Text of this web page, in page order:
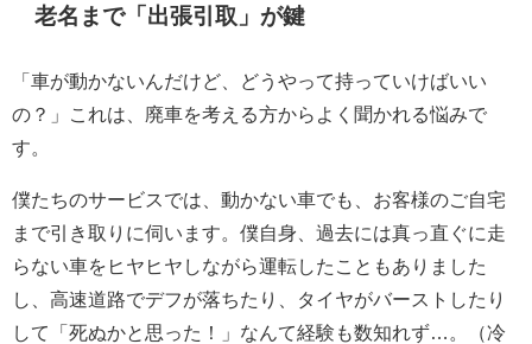
老名まで「出張引取」が鍵
「車が動かないんだけど、どうやって持っていけばいい
の？」これは、廃車を考える方からよく聞かれる悩みで
す。
僕たちのサービスでは、動かない車でも、お客様のご自宅
まで引き取りに伺います。僕自身、過去には真っ直ぐに走
らない車をヒヤヒヤしながら運転したこともありました
し、高速道路でデフが落ちたり、タイヤがバーストしたり
して「死ぬかと思った！」なんて経験も数知れず…。（冷